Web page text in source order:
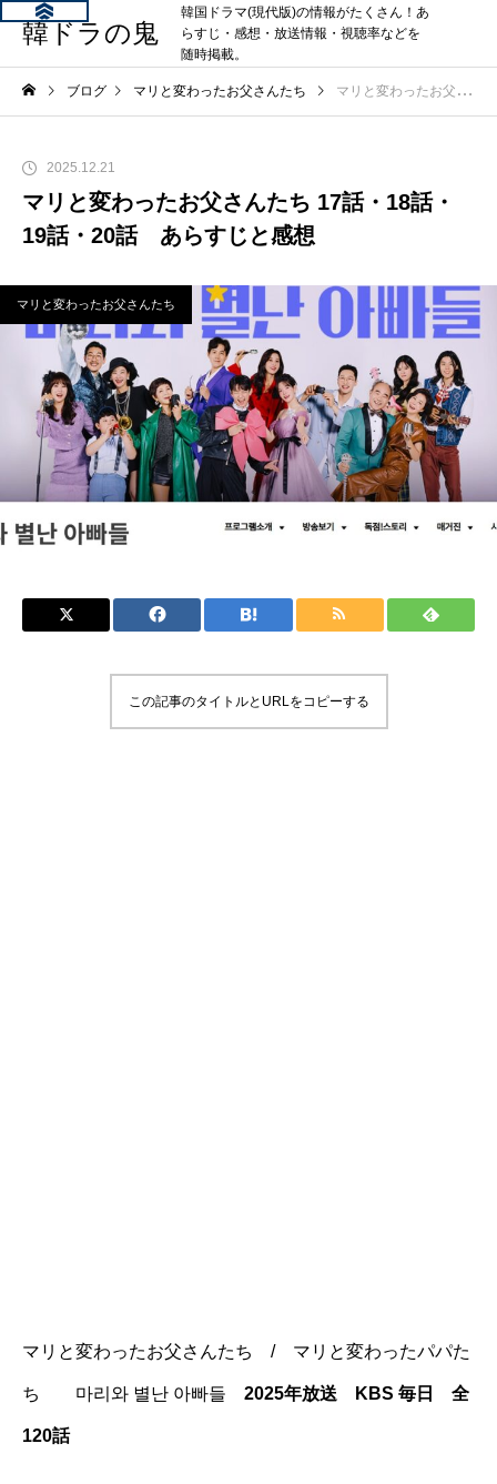
韓ドラの鬼
韓国ドラマ(現代版)の情報がたくさん！あ
らすじ・感想・放送情報・視聴率などを
随時掲載。
ブログ マリと変わったお父さんたち マリと変わったお父さんたち 17話・18話・19話・20話 あらすじと感想
2025.12.21
マリと変わったお父さんたち 17話・18話・
19話・20話 あらすじと感想
マリと変わったお父さんたち
この記事のタイトルとURLをコピーする
マリと変わったお父さんたち / マリと変わったパパた
ち 마리와 별난 아빠들 2025年放送 KBS 毎日 全
120話